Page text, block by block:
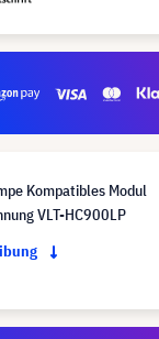
Kompatibles Modul
VLT-HC900LP